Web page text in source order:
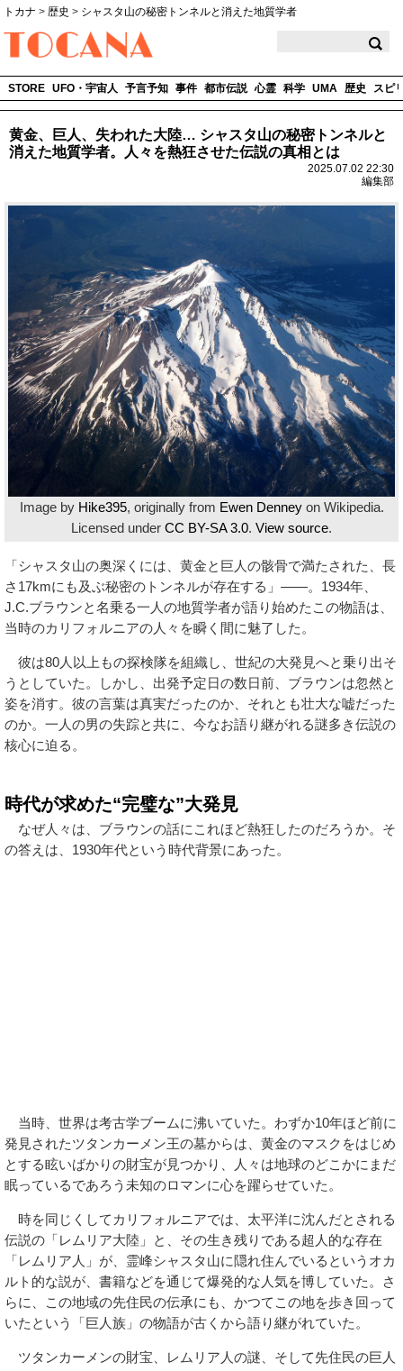
トカナ > 歴史 > シャスタ山の秘密トンネルと消えた地質学者
STORE UFO・宇宙人 予言予知 事件 都市伝説 心霊 科学 UMA 歴史 スピ
黄金、巨人、失われた大陸… シャスタ山の秘密トンネルと
消えた地質学者。人々を熱狂させた伝説の真相とは
2025.07.02 22:30
編集部
Image by Hike395, originally from Ewen Denneyon Wikipedia.
Licensed under CC BY-SA 3.0. View source.
「シャスタ山の奥深くには、黄金と巨人の骸骨で満たされた、長
さ17kmにも及ぶ秘密のトンネルが存在する」――。1934年、
J.C.ブラウンと名乗る一人の地質学者が語り始めたこの物語は、
当時のカリフォルニアの人々を瞬く間に魅了した。
彼は80人以上もの探検隊を組織し、世紀の大発見へと乗り出そ
うとしていた。しかし、出発予定日の数日前、ブラウンは忽然と
姿を消す。彼の言葉は真実だったのか、それとも壮大な嘘だった
のか。一人の男の失踪と共に、今なお語り継がれる謎多き伝説の
核心に迫る。
時代が求めた“完璧な”大発見
なぜ人々は、ブラウンの話にこれほど熱狂したのだろうか。そ
の答えは、1930年代という時代背景にあった。
当時、世界は考古学ブームに沸いていた。わずか10年ほど前に
発見されたツタンカーメン王の墓からは、黄金のマスクをはじめ
とする眩いばかりの財宝が見つかり、人々は地球のどこかにまだ
眠っているであろう未知のロマンに心を躍らせていた。
時を同じくしてカリフォルニアでは、太平洋に沈んだとされる
伝説の「レムリア大陸」と、その生き残りである超人的な存在
「レムリア人」が、霊峰シャスタ山に隠れ住んでいるというオカ
ルト的な説が、書籍などを通じて爆発的な人気を博していた。さ
らに、この地域の先住民の伝承にも、かつてこの地を歩き回って
いたという「巨人族」の物語が古くから語り継がれていた。
ツタンカーメンの財宝、レムリア人の謎、そして先住民の巨人